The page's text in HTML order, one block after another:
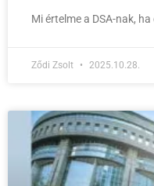
Mi értelme a DSA-nak,
Ződi Zsolt 2025.10.28.